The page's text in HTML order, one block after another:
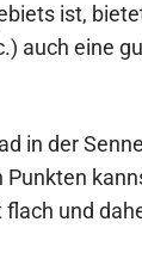
ist,
auch eine
in der
und